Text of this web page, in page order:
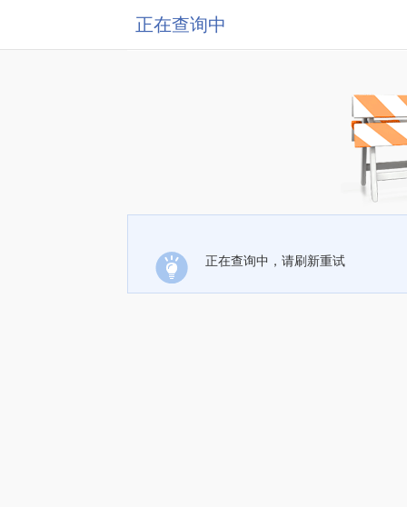
正在查询中
正在查询中，请刷新重试